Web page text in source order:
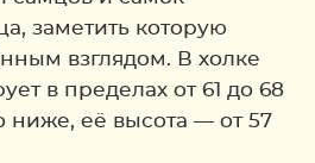
заметить которую
взглядом. В холке
в пределах от 61 до 68
ниже, её высота — от 57